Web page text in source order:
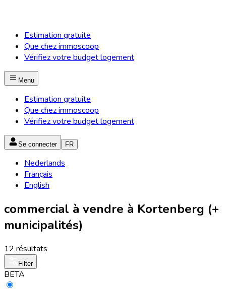
Estimation gratuite
Que chez immoscoop
Vérifiez votre budget logement
Menu
Estimation gratuite
Que chez immoscoop
Vérifiez votre budget logement
Se connecter FR
Nederlands
Français
English
commercial à vendre à Kortenberg (+
municipalités)
12 résultats
Filter
BETA